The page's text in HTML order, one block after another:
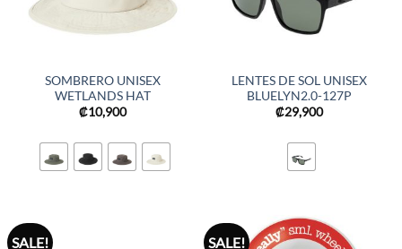
SOMBRERO UNISEX
WETLANDS HAT
₡10,900
LENTES DE SOL UNISEX
BLUELYN2.0-127P
₡29,900
SALE! SALE!